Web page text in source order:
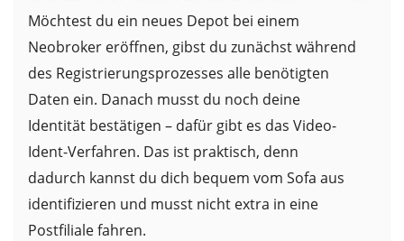
Möchtest du ein neues Depot bei einem
Neobroker eröffnen, gibst du zunächst während
des Registrierungsprozesses alle benötigten
Daten ein. Danach musst du noch deine
Identität bestätigen – dafür gibt es das Video-
Ident-Verfahren. Das ist praktisch, denn
dadurch kannst du dich bequem vom Sofa aus
identifizieren und musst nicht extra in eine
Postfiliale fahren.